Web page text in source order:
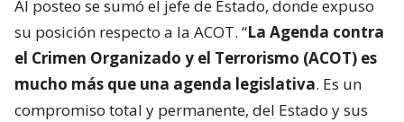
Al posteo se sumó el jefe de Estado, donde expuso
su posición respecto a la ACOT. “La Agenda contra
el Crimen Organizado y el Terrorismo (ACOT) es
mucho más que una agenda legislativa. Es un
compromiso total y permanente, del Estado y sus